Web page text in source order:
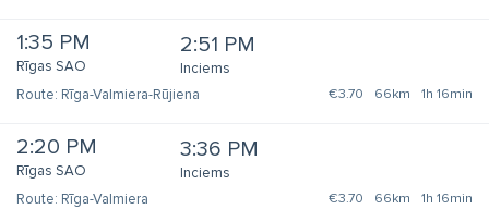
1:35 PM
Rīgas SAO
2:51 PM
Inciems
Rīga-Valmiera-Rūjiena
€3.70 66km 1h 16min
2:20 PM
Rīgas SAO
3:36 PM
Inciems
Rīga-Valmiera
€3.70 66km 1h 16min